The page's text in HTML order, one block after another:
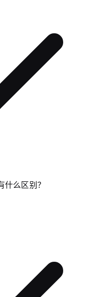
么区别？